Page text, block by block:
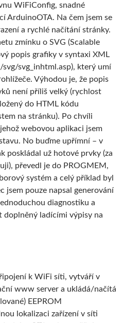
WiFiConfig, snadné
ArduinoOTA. Na čem jsem se
a rychlé načítání stránky.
zmínku o SVG (Scalable
popis grafiky v syntaxi XML
svg_inhtml.asp), který umí
Výhodou je, že popis
není příliš velký (rychlost
do HTML kódu
na stránku). Po chvíli
webovou aplikaci jsem
No buďme upřímní – v
poskládal už hotové prvky (za
převedl je do PROGMEM,
systém a celý příklad byl
jsem pouze napsal generování
diagnostiku a
doplněný ladícími výpisy na
k WiFi síti, vytváří v
www server a ukládá/načítá
EEPROM
lokalizaci zařízení v síti